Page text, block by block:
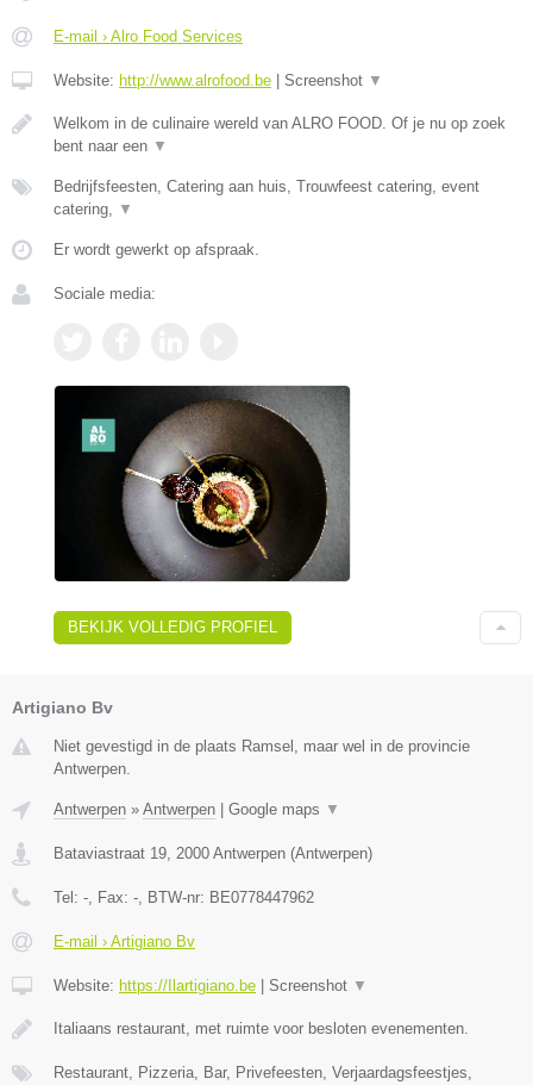
E-mail › Alro Food Services
Website: http://www.alrofood.be Screenshot ▼
Welkom in de culinaire wereld van ALRO FOOD. Of je nu op zoek
bent naar een ▼
Bedrijfsfeesten, Catering aan huis, Trouwfeest catering, event
catering,
▼
Er wordt gewerkt op afspraak.
Sociale media:
BEKIJK VOLLEDIG PROFIEL
Artigiano Bv
Niet gevestigd in de plaats Ramsel, maar wel in de provincie
Antwerpen.
Antwerpen » Antwerpen Google maps ▼
Bataviastraat 19, 2000 Antwerpen (Antwerpen)
Tel: -, Fax: -, BTW-nr: BE0778447962
E-mail › Artigiano Bv
Website: https://Ilartigiano.be Screenshot ▼
Italiaans restaurant, met ruimte voor besloten evenementen.
Restaurant, Pizzeria, Bar, Privefeesten, Verjaardagsfeestjes,